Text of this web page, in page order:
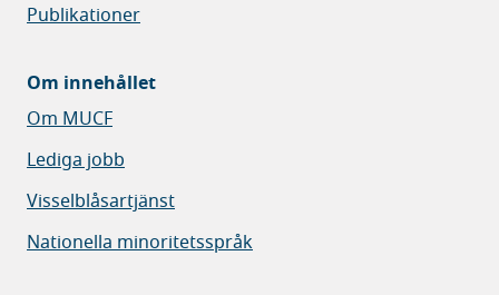
Publikationer
Om innehållet
Om MUCF
Lediga jobb
Visselblåsartjänst
Nationella minoritetsspråk